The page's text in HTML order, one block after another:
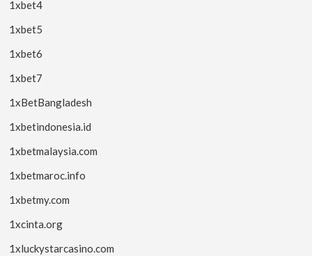
1xbet4
1xbet5
1xbet6
1xbet7
1xBetBangladesh
1xbetindonesia.id
1xbetmalaysia.com
1xbetmaroc.info
1xbetmy.com
1xcinta.org
1xluckystarcasino.com